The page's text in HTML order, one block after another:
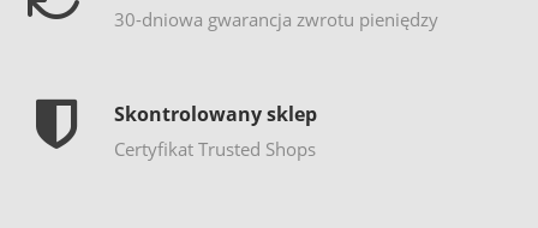
30-dniowa gwarancja zwrotu pieniędzy
Skontrolowany sklep
Certyfikat Trusted Shops